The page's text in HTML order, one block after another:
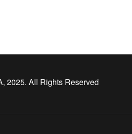
2025. All Rights Reserved